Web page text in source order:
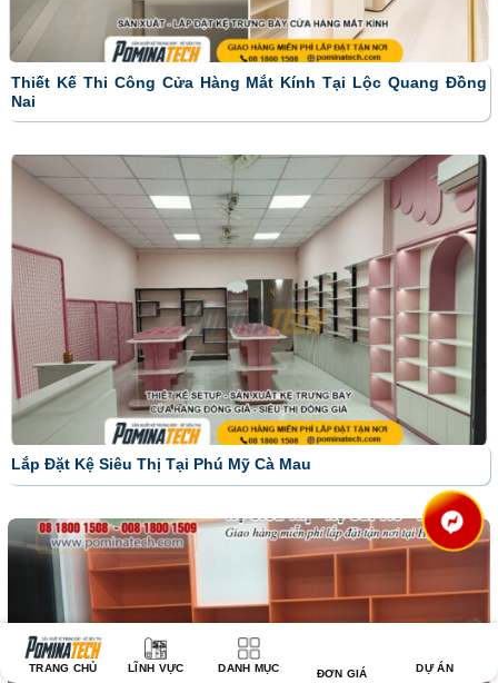
Thiết Kế Thi Công Cửa Hàng Mắt Kính Tại Lộc Quang Đồng
Nai
Lắp Đặt Kệ Siêu Thị Tại Phú Mỹ Cà Mau
TRANG CHỦ LĨNH VỰC DANH MỤC ĐƠN GIÁ DỰ ÁN